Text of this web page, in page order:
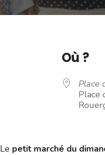
Où ?
Place
Place
Le petit marché du